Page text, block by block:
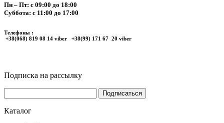
Пн – Пт: с 09:00 до 18:00
Суббота: с 11:00 до 17:00
Телефоны :
+38(068) 819 08 14 viber +38(99) 171 67 20 viber
Подписка на рассылку
Каталог